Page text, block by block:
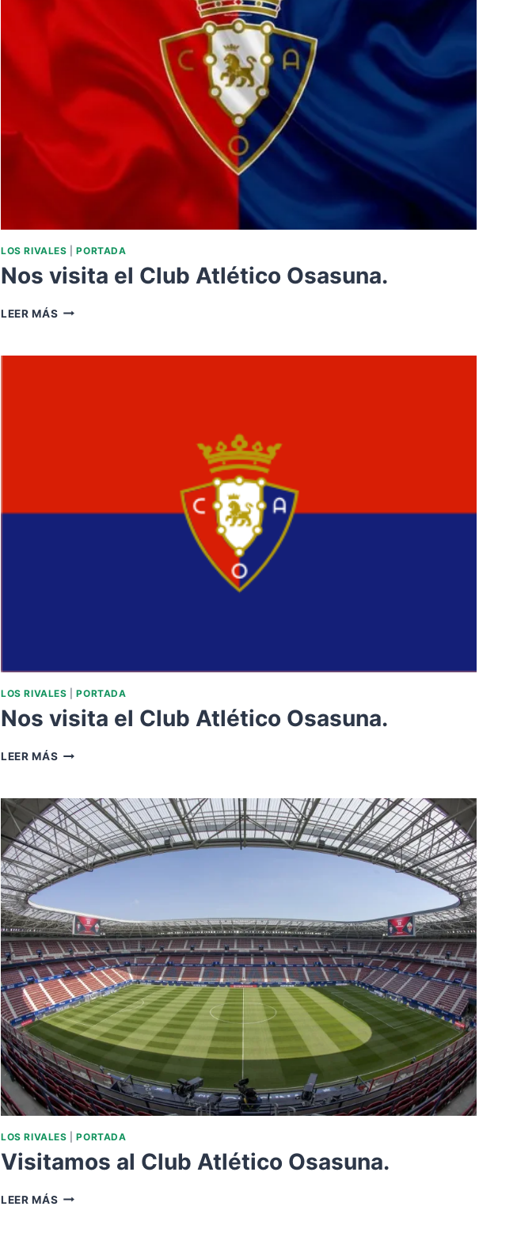
LOS RIVALES |PORTADA
Nos visita el Club Atlético Osasuna.
LEER MÁS NOS
CLUB
LOS RIVALES |PORTADA
Nos visita el Club Atlético Osasuna.
LEER MÁS NOS
CLUB
ATLÉTICO
OSASUNA.
LOS RIVALES |PORTADA
Visitamos al Club Atlético Osasuna.
LEER MÁS VISITAMOS